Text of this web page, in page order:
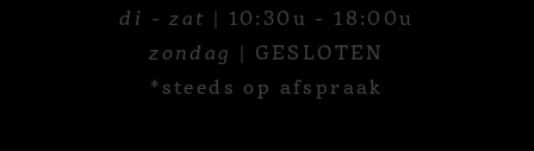
di - zat | 10:30u - 18:00u
zondag | GESLOTEN
*steeds op afspraak